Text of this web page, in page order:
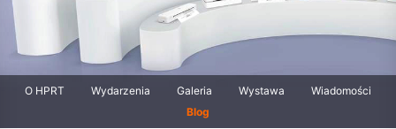
O HPRT Wydarzenia Galeria Wystawa
Wiadomości
Blog